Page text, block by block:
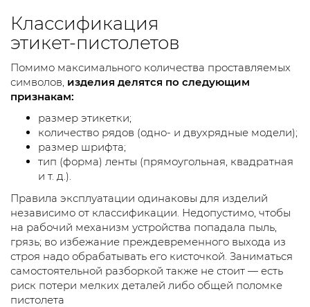
Классификация
этикет-пистолетов
Помимо максимального количества проставляемых
символов, изделия делятся по следующим
признакам:
размер этикетки;
количество рядов (одно- и двухрядные модели);
размер шрифта;
тип (форма) ленты (прямоугольная, квадратная
и т. д.).
Правила эксплуатации одинаковы для изделий
независимо от классификации. Недопустимо, чтобы
на рабочий механизм устройства попадала пыль,
грязь; во избежание преждевременного выхода из
строя надо обрабатывать его кисточкой. Заниматься
самостоятельной разборкой также не стоит — есть
риск потери мелких деталей либо общей поломке
пистолета